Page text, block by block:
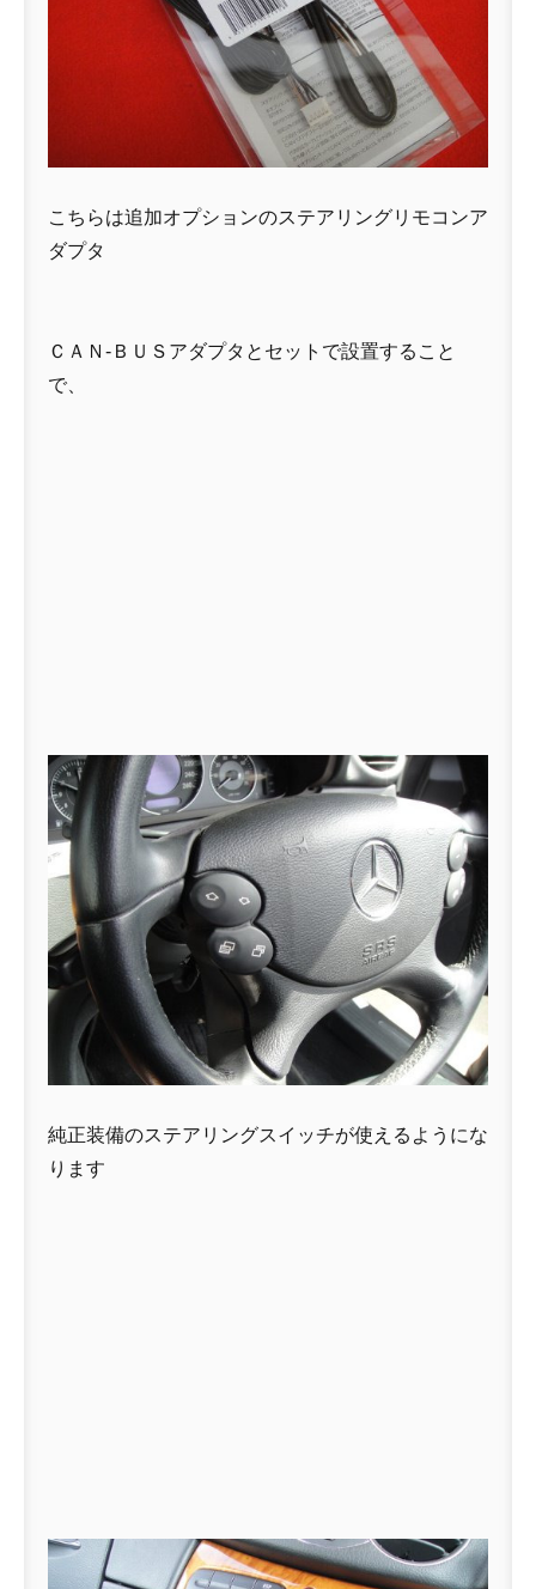
こちらは追加オプションのステアリングリモコンア
ダプタ
ＣＡＮ-ＢＵＳアダプタとセットで設置すること
で、
純正装備のステアリングスイッチが使えるようにな
ります